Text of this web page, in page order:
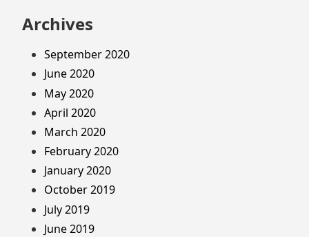
Archives
September 2020
June 2020
May 2020
April 2020
March 2020
February 2020
January 2020
October 2019
July 2019
June 2019